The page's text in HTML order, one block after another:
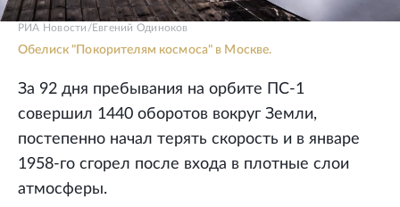
РИА Новости/Евгений Одиноков
Обелиск "Покорителям космоса" в Москве.
За 92 дня пребывания на орбите ПС-1
совершил 1440 оборотов вокруг Земли,
постепенно начал терять скорость и в январе
1958-го сгорел после входа в плотные слои
атмосферы.